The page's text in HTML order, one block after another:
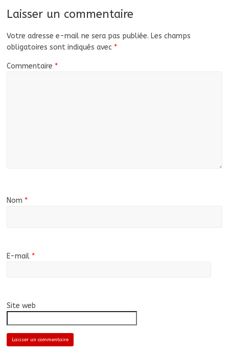
Laisser un commentaire
Votre adresse e-mail ne sera pas publiée. Les champs
obligatoires sont indiqués avec *
Commentaire *
Nom *
E-mail *
Site web